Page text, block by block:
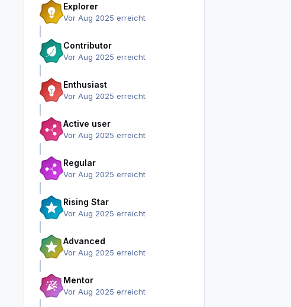
Explorer
Vor Aug 2025 erreicht
Contributor
Vor Aug 2025 erreicht
Enthusiast
Vor Aug 2025 erreicht
Active user
Vor Aug 2025 erreicht
Regular
Vor Aug 2025 erreicht
Rising Star
Vor Aug 2025 erreicht
Advanced
Vor Aug 2025 erreicht
Mentor
Vor Aug 2025 erreicht